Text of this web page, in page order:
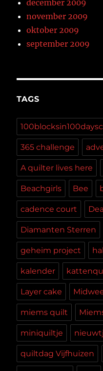
december 2009
november 2009
oktober 2009
september 2009
TAGS
365 challenge
A quilter lives here
Beachgirls Bee
cadence court
Diamanten Sterren
geheim project
kalender
Layer cake
miems quilt
miniquiltje
quiltdag Vijfhuizen